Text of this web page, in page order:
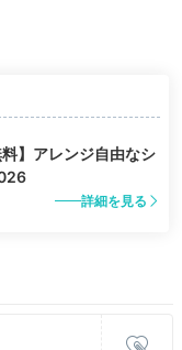
料】アレンジ自由なシ
詳細を見る